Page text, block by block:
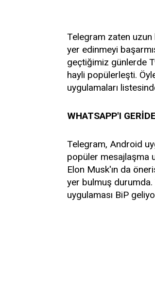
Telegram zaten
yer edinmeyi
geçtiğimiz günlerde
hayli popülerleşti.
uygulamaları
WHATSAPP'I
Telegram, Android
popüler mesajlaşma
Elon Musk'ın da
yer bulmuş durumda.
uygulaması BiP